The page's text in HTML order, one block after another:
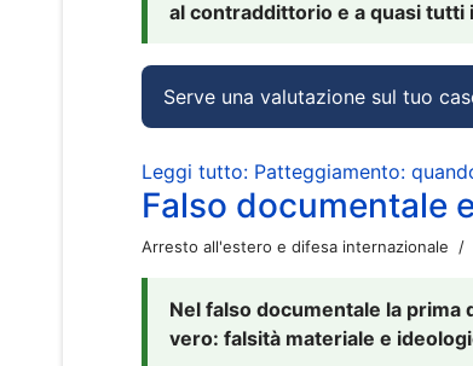
al contraddittorio e a quasi tutti
Serve una valutazione sul tuo
Leggi tutto: Patteggiamento:
Falso documentale
Arresto all'estero e difesa internazionale
Nel falso documentale la prima
vero: falsità materiale e